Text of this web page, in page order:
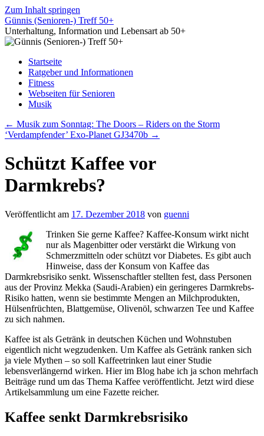
Zum Inhalt springen
Günnis (Senioren-) Treff 50+
Unterhaltung, Information und Lebensart ab 50+
Startseite
Ratgeber und Informationen
Fitness
Webseiten für Senioren
Musik
← Musik zum Sonntag: The Doors – Riders on the Storm
‘Verdampfender’ Exo-Planet GJ3470b →
Schützt Kaffee vor
Darmkrebs?
Veröffentlicht am 17. Dezember 2018 von guenni
Trinken Sie gerne Kaffee? Kaffee-Konsum wirkt nicht
nur als Magenbitter oder verstärkt die Wirkung von
Schmerzmitteln oder schützt vor Diabetes. Es gibt auch
Hinweise, dass der Konsum von Kaffee das
Darmkrebsrisiko senkt. Wissenschaftler stellten fest, dass Personen
aus der Provinz Mekka (Saudi-Arabien) ein geringeres Darmkrebs-
Risiko hatten, wenn sie bestimmte Mengen an Milchprodukten,
Hülsenfrüchten, Blattgemüse, Olivenöl, schwarzen Tee und Kaffee
zu sich nahmen.
Kaffee ist als Getränk in deutschen Küchen und Wohnstuben
eigentlich nicht wegzudenken. Um Kaffee als Getränk ranken sich
ja viele Mythen – so soll Kaffeetrinken laut einer Studie
lebensverlängernd wirken. Hier im Blog habe ich ja schon mehrfach
Beiträge rund um das Thema Kaffee veröffentlicht. Jetzt wird diese
Artikelsammlung um eine Fazette reicher.
Kaffee senkt Darmkrebsrisiko